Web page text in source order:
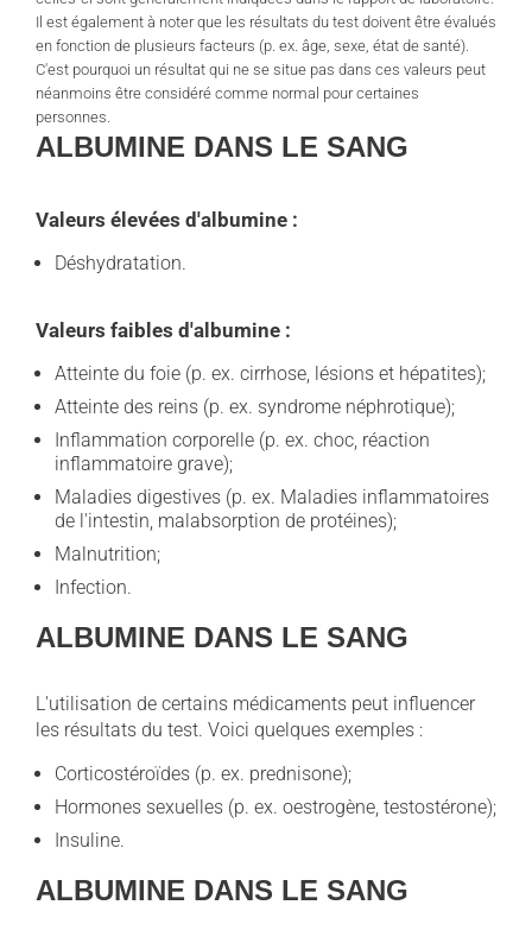
Il est également à noter que les résultats du test doivent être évalués
en fonction de plusieurs facteurs (p. ex. âge, sexe, état de santé).
C'est pourquoi un résultat qui ne se situe pas dans ces valeurs peut
néanmoins être considéré comme normal pour certaines
personnes.
ALBUMINE DANS LE SANG
Valeurs élevées d'albumine :
Déshydratation.
Valeurs faibles d'albumine :
Atteinte du foie (p. ex. cirrhose, lésions et hépatites);
Atteinte des reins (p. ex. syndrome néphrotique);
Inflammation corporelle (p. ex. choc, réaction
inflammatoire grave);
Maladies digestives (p. ex. Maladies inflammatoires
de l'intestin, malabsorption de protéines);
Malnutrition;
Infection.
ALBUMINE DANS LE SANG
L'utilisation de certains médicaments peut influencer
les résultats du test. Voici quelques exemples :
Corticostéroïdes (p. ex. prednisone);
Hormones sexuelles (p. ex. oestrogène, testostérone);
Insuline.
ALBUMINE DANS LE SANG